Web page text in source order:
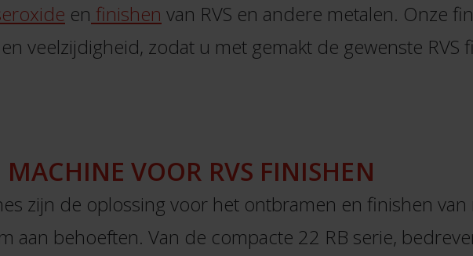
en finishen van RVS en andere metalen. Onze
veelzijdigheid, zodat u met gemakt de gewenste RVS
MACHINE VOOR RVS FINISHEN
zijn de oplossing voor het ontbramen en finishen
aan behoeften. Van de compacte 22 RB serie,